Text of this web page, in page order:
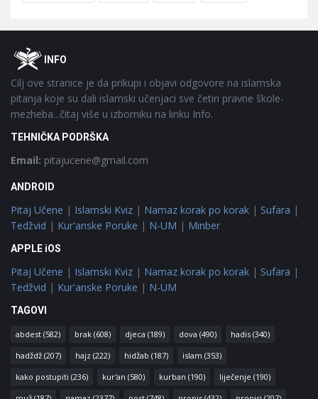
FooterOINFO
Cilj ove stranice je da prikupi i objavi odgovore na islamska
pitanja koje su dali islamski učenjaci sve četiri pravne škole-
mezheba...čitaj više u izborniku na linku Info.
TEHNIČKA PODRŠKA
Email: pitajucene@gmail.com
ANDROID
Pitaj Učene | Islamski Kviz | Namaz korak po korak | Sufara |
Tedžvid | Kur'anske Poruke | N-UM | Minber
APPLE iOS
Pitaj Učene | Islamski Kviz | Namaz korak po korak | Sufara |
Tedžvid | Kur'anske Poruke | N-UM
TAGOVI
abdest (582) brak (608) djeca (189) dova (490) hadis (340)
hadždž (207) hajz (222) hidžab (187) islam (353)
kako postupiti (236) kur'an (580) kurban (190) liječenje (190)